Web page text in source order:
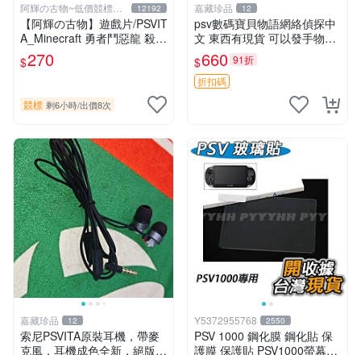
阿輝の古物~低價競標五
六日結標
12192
【阿輝の古物】遊戲片/PSVIT
A_Minecraft 勇者鬥惡龍 殺戮
地帶 英雄傳說 槍彈辯駁 一批
合售_刮痕污漬_1元起標無底
$270
競標 剩6小時/出價8次
嘉藏珍品 12
psv數碼寶貝物語網絡偵探中
文 東西有現貨 可以發手物品
無質量問題售不退不換
$660 91折
折扣碼
嘉藏珍品 12
索尼PSVITA原裝耳機，帶麥
克風，耳機成色全新，絕版好
Y5372955768 2550
PSV 1000 鋼化膜 鋼化貼 保
護膜 保護貼 PSV1000螢幕保